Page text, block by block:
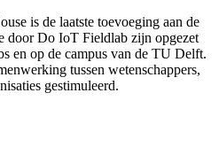
is de laatste toevoeging aan de
door Do IoT Fieldlab zijn opgezet
en op de campus van de TU Delft.
tussen wetenschappers,
gestimuleerd.